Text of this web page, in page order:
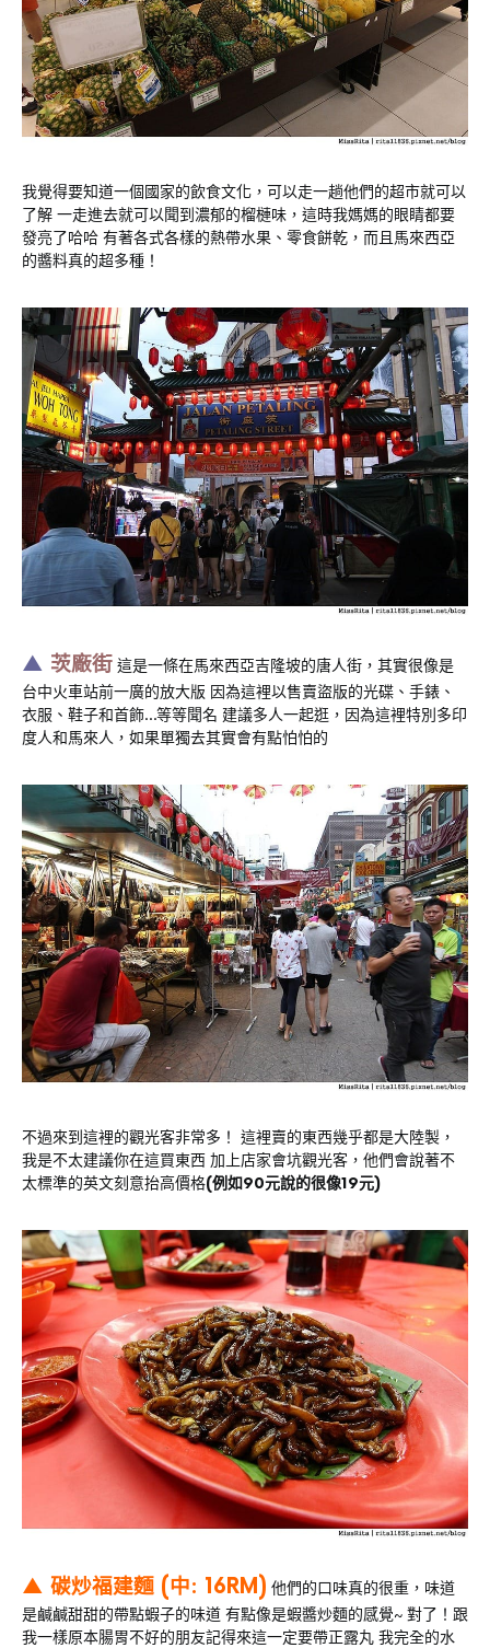
我覺得要知道一個國家的飲食文化，可以走一趟他們的超市就可以
了解 一走進去就可以聞到濃郁的榴槤味，這時我媽媽的眼睛都要
發亮了哈哈 有著各式各樣的熱帶水果、零食餅乾，而且馬來西亞
的醬料真的超多種！
▲ 茨廠街 這是一條在馬來西亞吉隆坡的唐人街，其實很像是
台中火車站前一廣的放大版 因為這裡以售賣盜版的光碟、手錶、
衣服、鞋子和首飾…等等聞名 建議多人一起逛，因為這裡特別多印
度人和馬來人，如果單獨去其實會有點怕怕的
不過來到這裡的觀光客非常多！ 這裡賣的東西幾乎都是大陸製，
我是不太建議你在這買東西 加上店家會坑觀光客，他們會說著不
太標準的英文刻意抬高價格(例如90元說的很像19元)
▲ 碳炒福建麵 (中: 16RM) 他們的口味真的很重，味道
是鹹鹹甜甜的帶點蝦子的味道 有點像是蝦醬炒麵的感覺~ 對了！跟
我一樣原本腸胃不好的朋友記得來這一定要帶正露丸 我完全的水